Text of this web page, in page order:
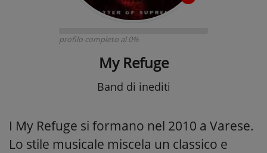
profilo completo al 0%
My Refuge
Band di inediti
I My Refuge si formano nel 2010 a Varese.
Lo stile musicale miscela un classico e